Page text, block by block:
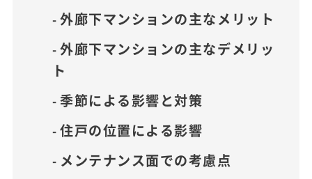
外廊下マンションの主なメリット
外廊下マンションの主なデメリッ
ト
季節による影響と対策
住戸の位置による影響
メンテナンス面での考慮点